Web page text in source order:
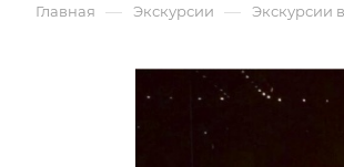
Главная — Экскурсии — Экскурсии